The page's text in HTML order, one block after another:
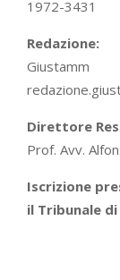
1972-3431
Redazione:
Giustamm
Direttore
Prof. Avv.
Iscrizione
il Tribunale di